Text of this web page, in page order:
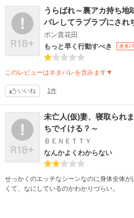
うらばれ～裏アカ持ち地
バレしてラブラブにされ
ポン貴花田
もっと早く行動すべき
ネタ
このレビューはネタバレを含みます▼
いいね 1件
未亡人(仮)妻、寝取られ
ちでイける？～
ＢＥＮＥＴＴＹ
なんかよくわからない
せっかくのエッチなシーンなのに身体全体
くて、なにしているのかわかりづらい。